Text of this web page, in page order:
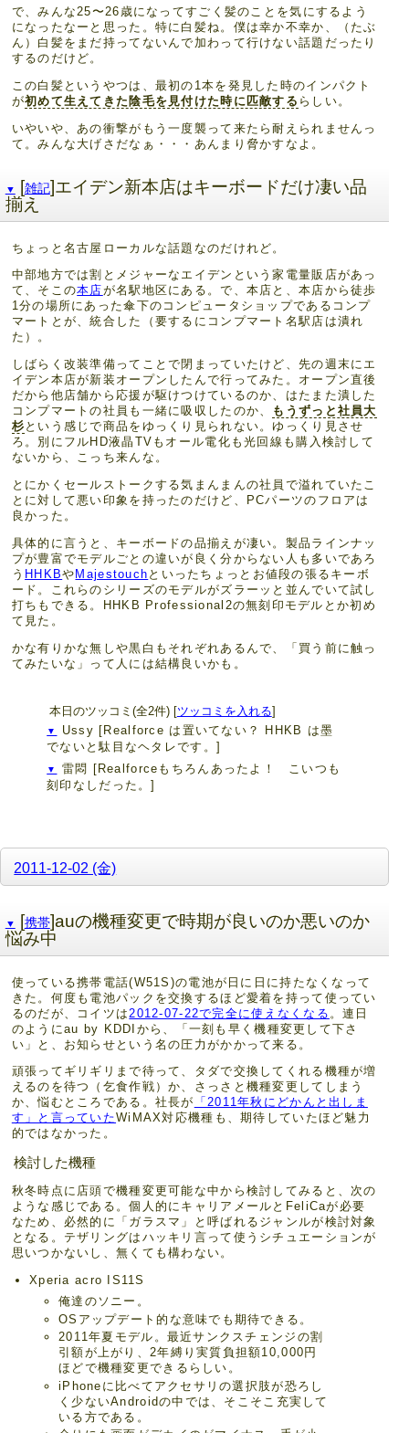
で、みんな25〜26歳になってすごく髪のことを気にするよう
になったなーと思った。特に白髪ね。僕は幸か不幸か、（たぶ
ん）白髪をまだ持ってないんで加わって行けない話題だったり
するのだけど。
この白髪というやつは、最初の1本を発見した時のインパクト
が初めて生えてきた陰毛を見付けた時に匹敵する らしい。
いやいや、あの衝撃がもう一度襲って来たら耐えられませんっ
て。みんな大げさだなぁ・・・あんまり脅かすなよ。
▼ [雑記]エイデン新本店はキーボードだけ凄い品
揃え
ちょっと名古屋ローカルな話題なのだけれど。
中部地方では割とメジャーなエイデンという家電量販店があっ
て、そこの本店が名駅地区にある。で、本店と、本店から徒歩
1分の場所にあった傘下のコンピュータショップであるコンプ
マートとが、統合した（要するにコンプマート名駅店は潰れ
た）。
しばらく改装準備ってことで閉まっていたけど、先の週末にエ
イデン本店が新装オープンしたんで行ってみた。オープン直後
だから他店舗から応援が駆けつけているのか、はたまた潰した
コンプマートの社員も一緒に吸収したのか、
もうずっと社員大
杉 という感じで商品をゆっくり見られない。ゆっくり見させ
ろ。別にフルHD液晶TVもオール電化も光回線も購入検討して
ないから、こっち来んな。
とにかくセールストークする気まんまんの社員で溢れていたこ
とに対して悪い印象を持ったのだけど、PCパーツのフロアは
良かった。
具体的に言うと、キーボードの品揃えが凄い。製品ラインナッ
プが豊富でモデルごとの違いが良く分からない人も多いであろ
う HHKBや Majestouch といったちょっとお値段の張るキーボ
ード。これらのシリーズのモデルがズラーッと並んでいて試し
打ちもできる。HHKB Professional2の無刻印モデルとか初め
て見た。
かな有りかな無しや黒白もそれぞれあるんで、「買う前に触っ
てみたいな」って人には結構良いかも。
本日のツッコミ(全2件) [ツッコミを入れる]
▼ Ussy [Realforce は置いてない？ HHKB は墨
でないと駄目なヘタレです。]
▼ 雷悶
[Realforceもちろんあったよ！ こいつも
刻印なしだった。]
2011-12-02 (金)
▼ [携帯]auの機種変更で時期が良いのか悪いのか
悩み中
使っている携帯電話(W51S)の電池が日に日に持たなくなって
きた。何度も電池パックを交換するほど愛着を持って使ってい
るのだが、コイツは 2012-07-22で完全に使えなくなる 。連日
のようにau by KDDIから、「一刻も早く機種変更して下さ
い」と、お知らせという名の圧力がかかって来る。
頑張ってギリギリまで待って、タダで交換してくれる機種が増
えるのを待つ（乞食作戦）か、さっさと機種変更してしまう
か、悩むところである。社長が 「2011年秋にどかんと出しま
す」と言っていたWiMAX対応機種も、期待していたほど魅力
的ではなかった。
検討した機種
秋冬時点に店頭で機種変更可能な中から検討してみると、次の
ような感じである。個人的にキャリアメールとFeliCaが必要
なため、必然的に「ガラスマ」と呼ばれるジャンルが検討対象
となる。テザリングはハッキリ言って使うシチュエーションが
思いつかないし、無くても構わない。
Xperia acro IS11S
俺達のソニー。
OSアップデート的な意味でも期待できる。
2011年夏モデル。最近サンクスチェンジの割
引額が上がり、2年縛り実質負担額10,000円
ほどで機種変更できるらしい。
iPhoneに比べてアクセサリの選択肢が恐ろし
く少ないAndroidの中では、そこそこ充実して
いる方である。